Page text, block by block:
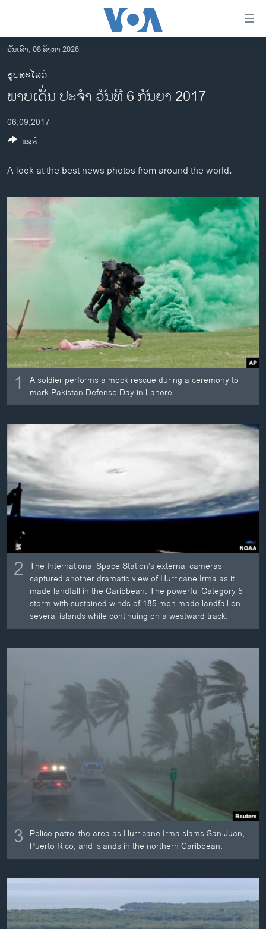
ເຂົ້າ
ຫາ
ຂ້າມ
ຂ້າມ
ໄປ
ຫາ
ຄົ້ນ
ລາວ
ອາເມຣິກາ
ການເລືອກຕັ້ງ ປະທານາທີບໍດີ ສະຫະລັດ 2024
ຂ່າວ​ຈີນ
ໂລກ
ອິດສະຫຼະພາບດ້ານການຂ່າວ
ຊີວິດຊາວລາວ
ຊຸມຊົນຊາວລາວ
ວິທະຍາສາດ-ເທັກໂນໂລຈີ
ທຸລະກິດ
ພາສາອັງກິດ
ວີດີໂອ
ສຽງ
ລາຍການກະຈາຍສຽງ
ລາຍງານ
ຕິດຕາມພວກເຮົາ ທີ່
ພາສາຕ່າງໆ
ວັນເສົາ, 08 ສິງຫາ 2026
ຮູບສະໄລດ໌
ພາບເດັ່ນ ປະຈຳ ວັນທີ 6 ກັນຍາ 2017
06,09,2017
A look at the best news photos from around the world.
1
A soldier performs a mock rescue during a ceremony to
mark Pakistan Defense Day in Lahore.
2 The International Space Station’s external cameras
captured another dramatic view of Hurricane Irma as it
made landfall in the Caribbean. The powerful Category 5
storm with sustained winds of 185 mph made landfall on
several islands while continuing on a westward track.
3 Police patrol the area as Hurricane Irma slams San Juan,
Puerto Rico, and islands in the northern Caribbean.
ແຊຣ໌